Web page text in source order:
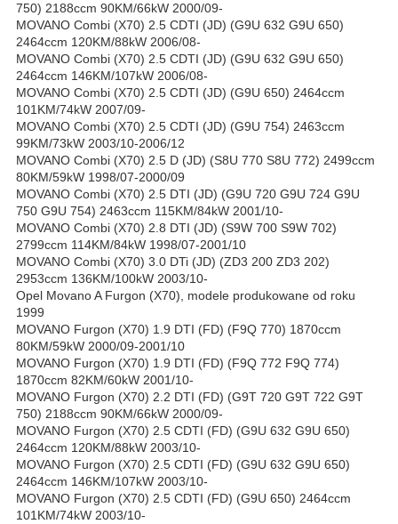
750) 2188ccm 90KM/66kW 2000/09-
MOVANO Combi (X70) 2.5 CDTI (JD) (G9U 632 G9U 650)
2464ccm 120KM/88kW 2006/08-
MOVANO Combi (X70) 2.5 CDTI (JD) (G9U 632 G9U 650)
2464ccm 146KM/107kW 2006/08-
MOVANO Combi (X70) 2.5 CDTI (JD) (G9U 650) 2464ccm
101KM/74kW 2007/09-
MOVANO Combi (X70) 2.5 CDTI (JD) (G9U 754) 2463ccm
99KM/73kW 2003/10-2006/12
MOVANO Combi (X70) 2.5 D (JD) (S8U 770 S8U 772) 2499ccm
80KM/59kW 1998/07-2000/09
MOVANO Combi (X70) 2.5 DTI (JD) (G9U 720 G9U 724 G9U
750 G9U 754) 2463ccm 115KM/84kW 2001/10-
MOVANO Combi (X70) 2.8 DTI (JD) (S9W 700 S9W 702)
2799ccm 114KM/84kW 1998/07-2001/10
MOVANO Combi (X70) 3.0 DTi (JD) (ZD3 200 ZD3 202)
2953ccm 136KM/100kW 2003/10-
Opel Movano A Furgon (X70), modele produkowane od roku
1999
MOVANO Furgon (X70) 1.9 DTI (FD) (F9Q 770) 1870ccm
80KM/59kW 2000/09-2001/10
MOVANO Furgon (X70) 1.9 DTI (FD) (F9Q 772 F9Q 774)
1870ccm 82KM/60kW 2001/10-
MOVANO Furgon (X70) 2.2 DTI (FD) (G9T 720 G9T 722 G9T
750) 2188ccm 90KM/66kW 2000/09-
MOVANO Furgon (X70) 2.5 CDTI (FD) (G9U 632 G9U 650)
2464ccm 120KM/88kW 2003/10-
MOVANO Furgon (X70) 2.5 CDTI (FD) (G9U 632 G9U 650)
2464ccm 146KM/107kW 2003/10-
MOVANO Furgon (X70) 2.5 CDTI (FD) (G9U 650) 2464ccm
101KM/74kW 2003/10-